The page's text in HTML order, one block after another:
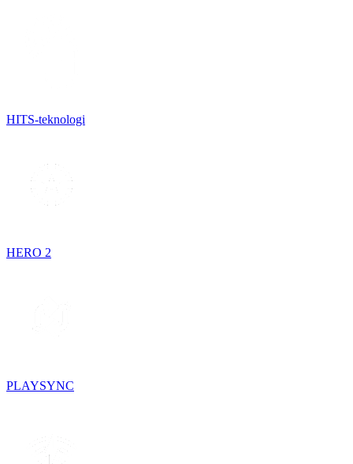
HITS-teknologi
HERO 2
PLAYSYNC